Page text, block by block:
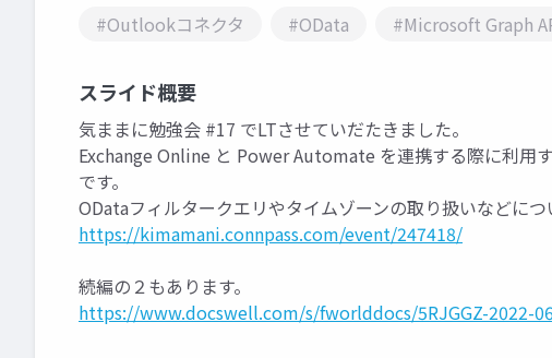
#Outlookコネクタ
#OData #Microsoft Graph
スライド概要
気ままに勉強会 #17 でLTさせていだたきました。
Exchange Online と Power Automate を連携する際に利
です。
ODataフィルタークエリやタイムゾーンの取り扱いなどにつ
https://kimamani.connpass.com/event/247418/
続編の２もあります。
https://www.docswell.com/s/fworlddocs/5RJGGZ-2022-